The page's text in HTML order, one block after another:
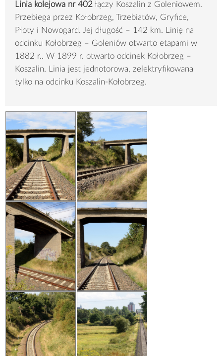
Linia kolejowa nr 402 łączy Koszalin z Goleniowem.
Przebiega przez Kołobrzeg, Trzebiatów, Gryfice,
Płoty i Nowogard. Jej długość – 142 km. Linię na
odcinku Kołobrzeg – Goleniów otwarto etapami w
1882 r.. W 1899 r. otwarto odcinek Kołobrzeg –
Koszalin. Linia jest jednotorowa, zelektryfikowana
tylko na odcinku Koszalin-Kołobrzeg.